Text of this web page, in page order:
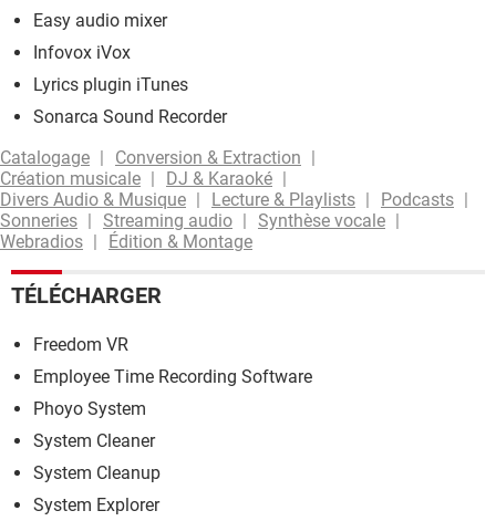
Easy audio mixer
Infovox iVox
Lyrics plugin iTunes
Sonarca Sound Recorder
Catalogage
Conversion & Extraction
Création musicale
DJ & Karaoké
Divers Audio & Musique
Lecture & Playlists
Podcasts
Sonneries
Streaming audio
Synthèse vocale
Webradios
Édition & Montage
TÉLÉCHARGER
Freedom VR
Employee Time Recording Software
Phoyo System
System Cleaner
System Cleanup
System Explorer